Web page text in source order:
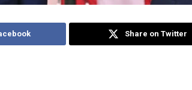
Share on Twitter